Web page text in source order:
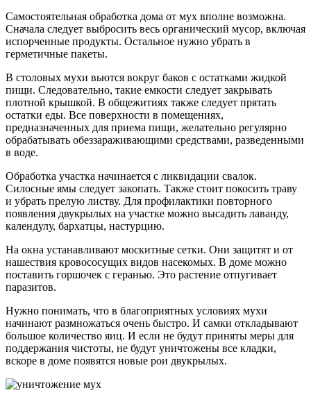
Самостоятельная обработка дома от мух вполне возможна.
Сначала следует выбросить весь органический мусор, включая
испорченные продукты. Остальное нужно убрать в
герметичные пакеты.
В столовых мухи вьются вокруг баков с остатками жидкой
пищи. Следовательно, такие емкости следует закрывать
плотной крышкой. В общежитиях также следует прятать
остатки еды. Все поверхности в помещениях,
предназначенных для приема пищи, желательно регулярно
обрабатывать обеззараживающими средствами, разведенными
в воде.
Обработка участка начинается с ликвидации свалок.
Силосные ямы следует закопать. Также стоит покосить траву
и убрать прелую листву. Для профилактики повторного
появления двукрылых на участке можно высадить лаванду,
календулу, бархатцы, настурцию.
На окна устанавливают москитные сетки. Они защитят и от
нашествия кровососущих видов насекомых. В доме можно
поставить горшочек с геранью. Это растение отпугивает
паразитов.
Нужно понимать, что в благоприятных условиях мухи
начинают размножаться очень быстро. И самки откладывают
большое количество яиц. И если не будут приняты меры для
поддержания чистоты, не будут уничтожены все кладки,
вскоре в доме появятся новые рои двукрылых.